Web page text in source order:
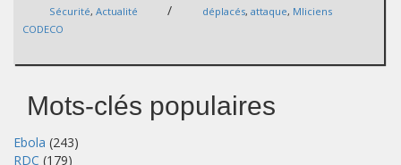
Sécurité, Actualité / déplacés, attaque, Mliciens
CODECO
Mots-clés populaires
Ebola (243)
RDC (179)